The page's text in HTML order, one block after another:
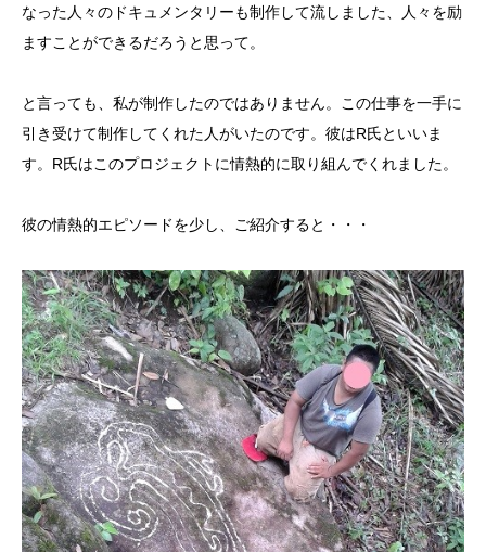
なった人々のドキュメンタリーも制作して流しました、人々を励
ますことができるだろうと思って。
と言っても、私が制作したのではありません。この仕事を一手に
引き受けて制作してくれた人がいたのです。彼はR氏といいま
す。R氏はこのプロジェクトに情熱的に取り組んでくれました。
彼の情熱的エピソードを少し、ご紹介すると・・・